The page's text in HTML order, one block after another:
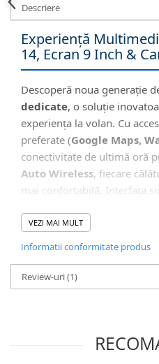
Descriere
Experiență
14, Ecran 9 Inch &
Descoperă noua generație
dedicate, o soluție
experiența la volan. Cu
preferate (Google Maps,
conectivitate de ultimă oră
Auto Wireless, fiecare
mai confortabilă. Interfața
🖥️ Interfață
VEZI MAI MULT
Informatii conformitate produs
Review-uri(1)